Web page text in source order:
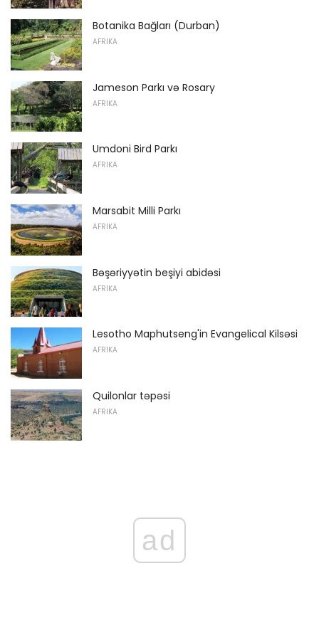
Botanika Bağları (Durban)
AFRIKA
Jameson Parkı və Rosary
AFRIKA
Umdoni Bird Parkı
AFRIKA
Marsabit Milli Parkı
AFRIKA
Bəşəriyyətin beşiyi abidəsi
AFRIKA
Lesotho Maphutseng'in Evangelical Kilsəsi
AFRIKA
Quilonlar təpəsi
AFRIKA
ad